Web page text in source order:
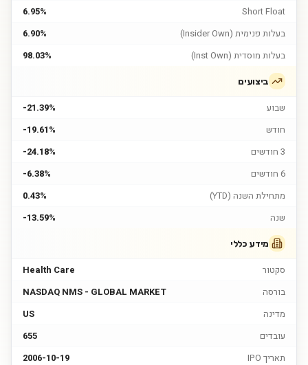
Short Float
6.95%
בעלות פנימית (Insider Own)
6.90%
בעלות מוסדית (Inst Own)
98.03%
ביצועים
שבוע
-21.39%
חודש
-19.61%
3 חודשים
-24.18%
6 חודשים
-6.38%
מתחילת השנה (YTD)
0.43%
שנה
-13.59%
מידע כללי
סקטור
Health Care
בורסה
NASDAQ NMS - GLOBAL MARKET
מדינה
US
עובדים
655
תאריך IPO
2006-10-19